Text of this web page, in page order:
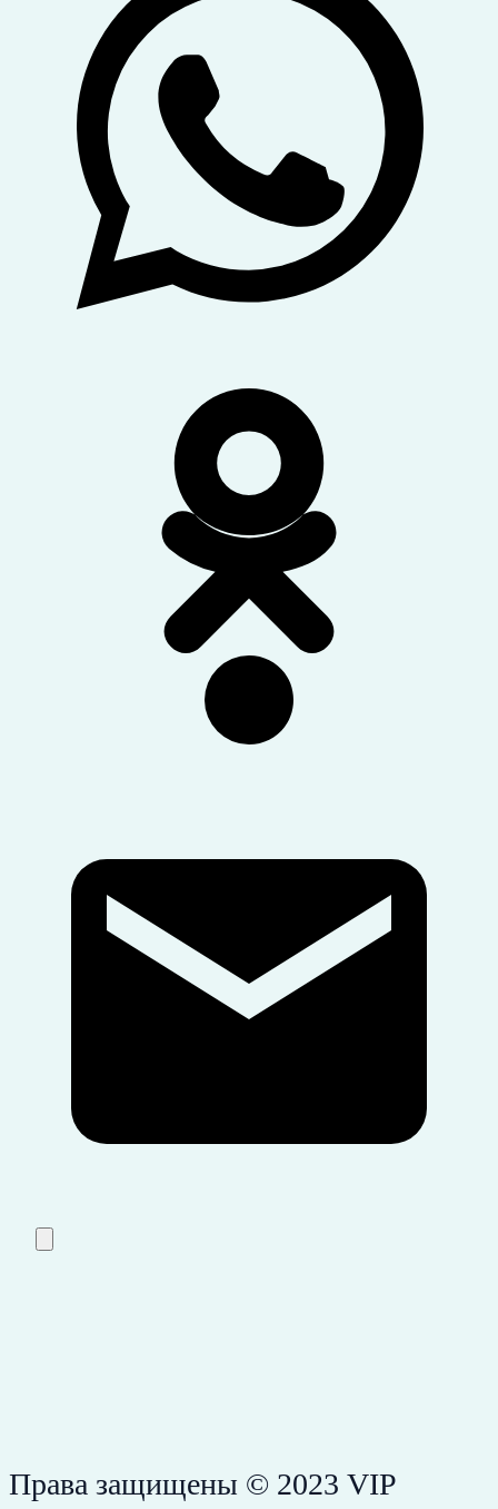
Права защищены © 2023 VIP